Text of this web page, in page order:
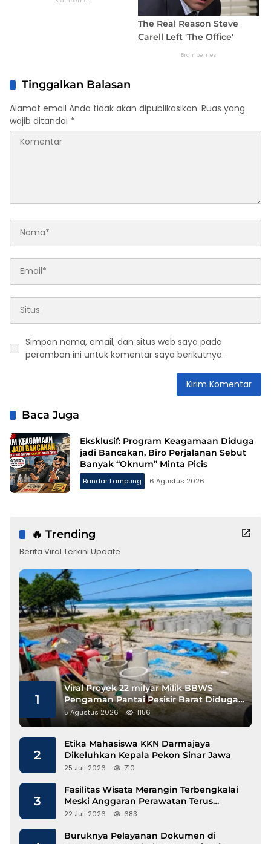
Tinggalkan Balasan
Alamat email Anda tidak akan dipublikasikan. Ruas yang
wajib ditandai *
Simpan nama, email, dan situs web saya pada
peramban ini untuk komentar saya berikutnya.
Baca Juga
Eksklusif: Program Keagamaan Diduga
jadi Bancakan, Biro Perjalanan Sebut
Banyak “Oknum” Minta Picis
Bandar Lampung 6 Agustus 2026
🔥 Trending
Berita Viral Terkini Update
1
Viral Proyek 22 milyar Milik BBWS
Pengaman Pantai Pesisir Barat Diduga
Gunakan Besi Banci
5 Agustus 2026 1156
2
Etika Mahasiswa KKN Darmajaya
Dikeluhkan Kepala Pekon Sinar Jawa
25 Juli 2026 710
3
Fasilitas Wisata Merangin Terbengkalai
Meski Anggaran Perawatan Terus
Mengalir
22 Juli 2026 683
Buruknya Pelayanan Dokumen di